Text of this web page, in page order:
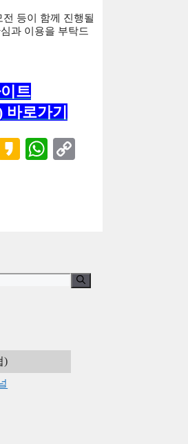
전 등이 함께 진행될
과 이용을 부탁드
트
로가기
EmailKakaoWhatsApp
)